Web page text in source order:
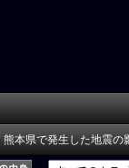
熊本県で発生した地震の